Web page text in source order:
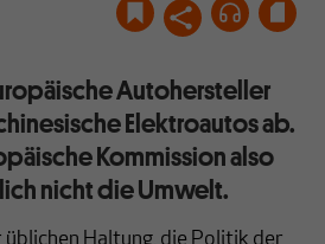
Autohersteller
Elektroautos ab.
Kommission also
nicht die Umwelt.